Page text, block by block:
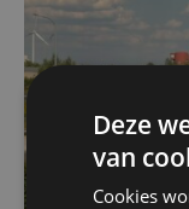
Deze
van
Cookies